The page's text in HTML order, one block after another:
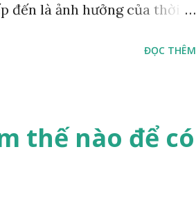
đến là ảnh hưởng của thời
ra đã được trời ban cho
sinh ra “vận” để chi phối
không thuộc phạm vi
ĐỌC THÊM
thế nào để có